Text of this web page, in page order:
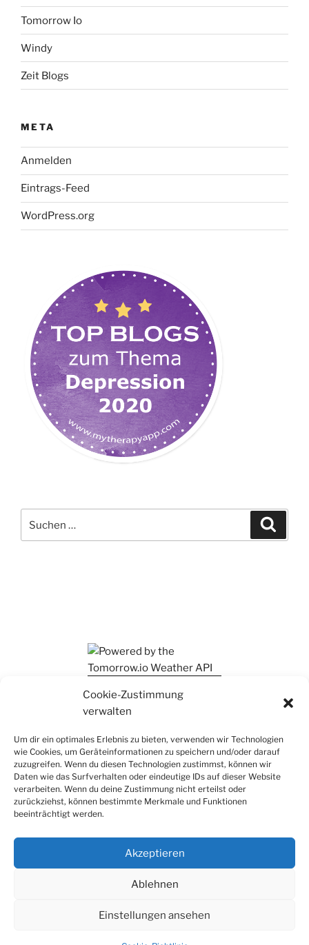
Cookie-Zustimmung
verwalten
Um dir ein optimales Erlebnis zu bieten, verwenden wir Technologien
wie Cookies, um Geräteinformationen zu speichern und/oder darauf
zuzugreifen. Wenn du diesen Technologien zustimmst, können wir
Daten wie das Surfverhalten oder eindeutige IDs auf dieser Website
verarbeiten. Wenn du deine Zustimmung nicht erteilst oder
zurückziehst, können bestimmte Merkmale und Funktionen
beeinträchtigt werden.
Akzeptieren
Ablehnen
Einstellungen ansehen
Tomorrow Io
Windy
Zeit Blogs
META
Anmelden
Eintrags-Feed
WordPress.org
nach: